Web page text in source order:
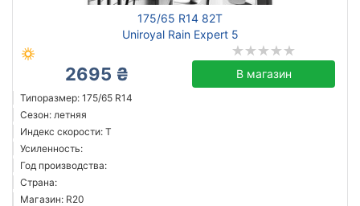
175/65 R14 82T
Uniroyal Rain Expert 5
2695 ₴ В магазин
Типоразмер: 175/65 R14
Сезон: летняя
Индекс скорости: T
Усиленность:
Год производства:
Страна:
Магазин: R20